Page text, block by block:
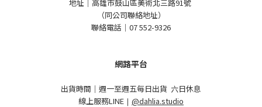
地址｜高雄市鼓山區美術北三路91號
（同公司聯絡地址）
聯絡電話｜07 552-9326
網路平台
出貨時間｜週一至週五每日出貨 六日休息
線上服務LINE ｜ @dahlia.studio